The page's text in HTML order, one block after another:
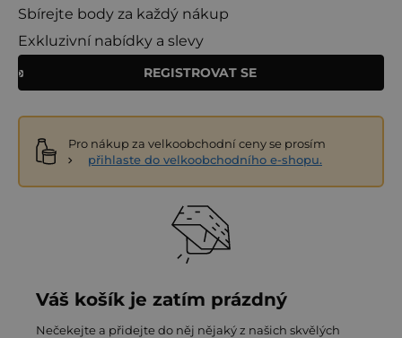
Sbírejte body za každý nákup
Exkluzivní nabídky a slevy
REGISTROVAT SE
Pro nákup za velkoobchodní ceny se prosím
přihlaste do velkoobchodního e-shopu.
Váš košík je zatím prázdný
Nečekejte a přidejte do něj nějaký z našich skvělých